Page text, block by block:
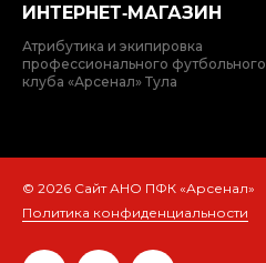
ИНТЕРНЕТ‑МАГАЗИН
Атрибутика и экипировка
профессионального футбольного
клуба «Арсенал» Тула
© 2026 Сайт АНО ПФК «Арсенал»
Политика конфиденциальности